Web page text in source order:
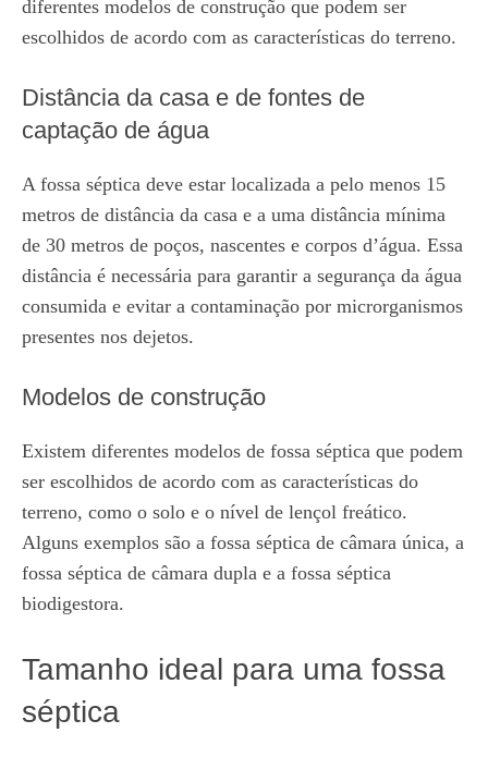
diferentes modelos de construção que podem ser
escolhidos de acordo com as características do terreno.
Distância da casa e de fontes de
captação de água
A fossa séptica deve estar localizada a pelo menos 15
metros de distância da casa e a uma distância mínima
de 30 metros de poços, nascentes e corpos d’água. Essa
distância é necessária para garantir a segurança da água
consumida e evitar a contaminação por microrganismos
presentes nos dejetos.
Modelos de construção
Existem diferentes modelos de fossa séptica que podem
ser escolhidos de acordo com as características do
terreno, como o solo e o nível de lençol freático.
Alguns exemplos são a fossa séptica de câmara única, a
fossa séptica de câmara dupla e a fossa séptica
biodigestora.
Tamanho ideal para uma fossa
séptica